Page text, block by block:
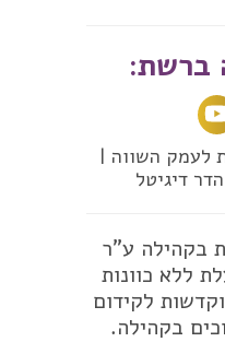
ברשת:
לעמק השווה |
דיגיטל
בקהילה ע"ר
196 פועלת ללא כוונות
לקידום
בקהילה.